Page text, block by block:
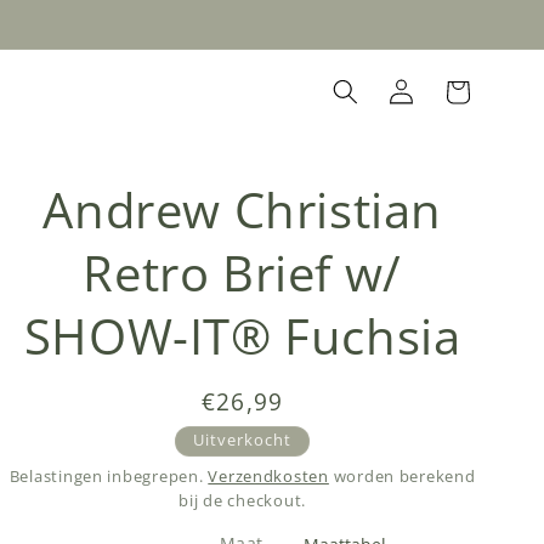
Inloggen
Winkelwagen
Andrew Christian
Retro Brief w/
SHOW-IT® Fuchsia
Normale
prijs
€26,99
Uitverkocht
Belastingen inbegrepen.Verzendkosten worden berekend
bij de checkout.